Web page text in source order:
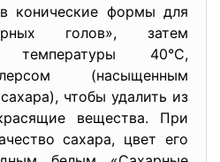
конические формы для
голов», затем
40°С,
(насыщенным
чтобы удалить из
вещества. При
сахара, цвет его